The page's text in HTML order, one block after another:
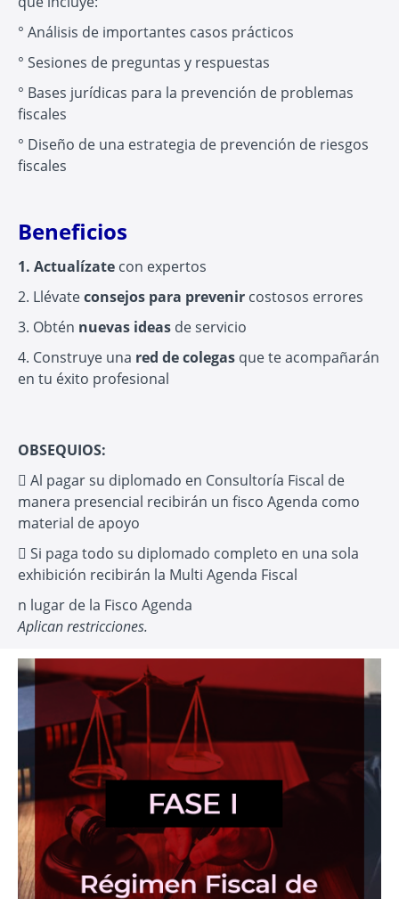
° Análisis de importantes casos prácticos
° Sesiones de preguntas y respuestas
° Bases jurídicas para la prevención de problemas
fiscales
° Diseño de una estrategia de prevención de riesgos
fiscales
Beneficios
1. Actualízate con expertos
2. Llévateconsejos para prevenir costosos errores
3. Obtén nuevas ideas de servicio
4. Construye una red de colegas que te acompañarán
en tu éxito profesional
OBSEQUIOS:
 Al pagar su diplomado en Consultoría Fiscal de
manera presencial recibirán un fisco Agenda como
material de apoyo
 Si paga todo su diplomado completo en una sola
exhibición recibirán la Multi Agenda Fiscal
n lugar de la Fisco Agenda
Aplican restricciones.